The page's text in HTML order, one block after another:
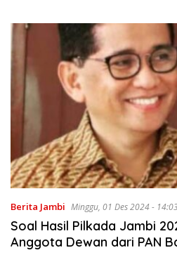
Berita Jambi Minggu, 01 Des 2024 -
Soal Hasil Pilkada Jambi
Anggota Dewan dari PAN